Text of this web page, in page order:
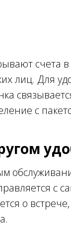
счета в
лиц. Для
с
с
о